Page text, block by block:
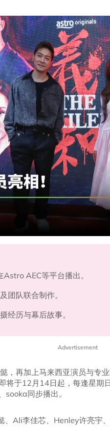
AEC等平台播出。
团队联合制作。
经历与幕后故事。
Advertisement
，再加上马来西亚演员与专
将于12月14日起，每逢星期
同步播出。
Ali李佳芯、Henley许亮宇